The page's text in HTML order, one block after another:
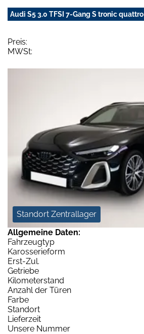
Audi S5 3.0 TFSI 7-Gang S tronic quattro
Preis:
MWSt:
Standort Zentrallager
Allgemeine Daten:
Fahrzeugtyp
Karosserieform
Erst-Zul.
Getriebe
Kilometerstand
Anzahl der Türen
Farbe
Standort
Lieferzeit
Unsere Nummer